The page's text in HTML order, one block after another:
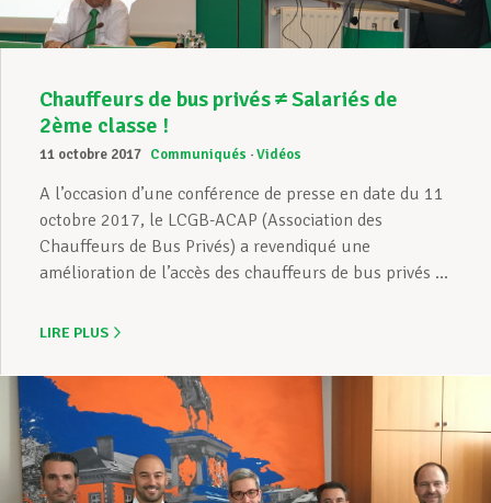
Chauffeurs de bus privés ≠ Salariés de
2ème classe !
11 octobre 2017 Communiqués Vidéos
A l’occasion d’une conférence de presse en date du 11
octobre 2017, le LCGB-ACAP (Association des
Chauffeurs de Bus Privés) a revendiqué une
amélioration de l’accès des chauffeurs de bus privés ...
LIRE PLUS